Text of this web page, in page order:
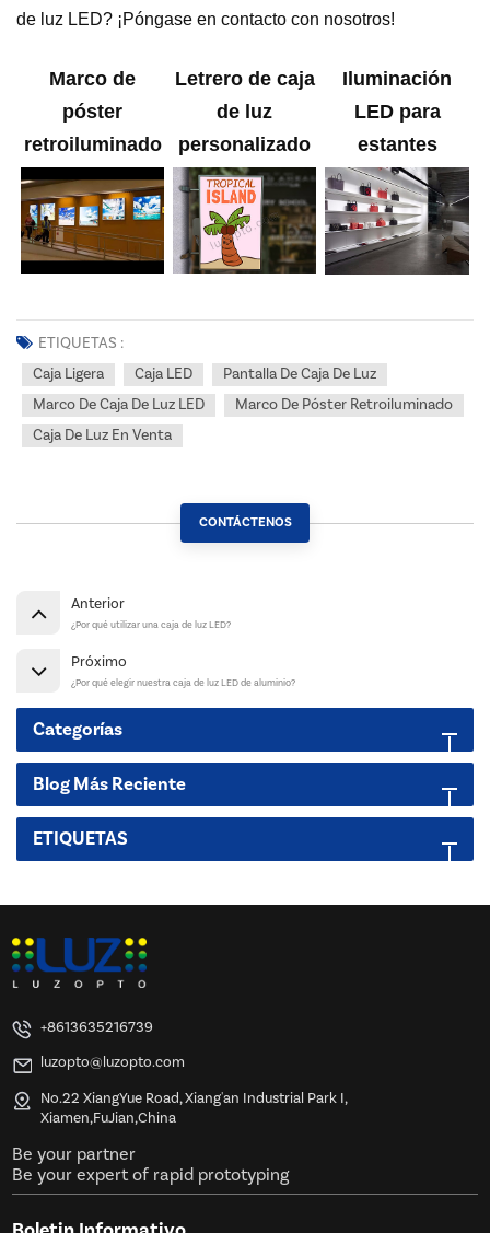
de luz LED? ¡Póngase en contacto con nosotros!
Marco de
póster
retroiluminado
Letrero de caja
de luz
personalizado
Iluminación
LED para
estantes
ETIQUETAS :
Caja Ligera
Caja LED
Pantalla De Caja De Luz
Marco De Caja De Luz LED
Marco De Póster Retroiluminado
Caja De Luz En Venta
CONTÁCTENOS
Anterior
¿Por qué utilizar una caja de luz LED?
Próximo
¿Por qué elegir nuestra caja de luz LED de aluminio?
Categorías
Blog Más Reciente
ETIQUETAS
+8613635216739
luzopto@luzopto.com
No.22 XiangYue Road, Xiang'an Industrial Park I,
Xiamen,FuJian,China
Be your partner
Be your expert of rapid prototyping